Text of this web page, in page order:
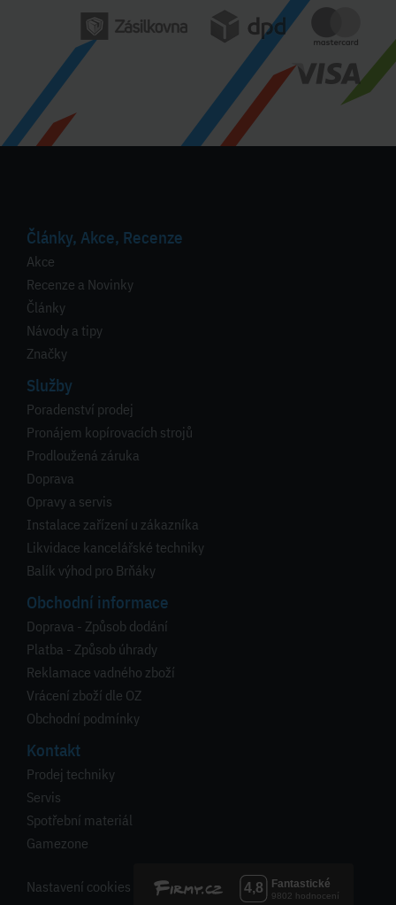
Články, Akce, Recenze
Akce
Recenze a Novinky
Články
Návody a tipy
Značky
Služby
Poradenství prodej
Pronájem kopírovacích strojů
Prodloužená záruka
Doprava
Opravy a servis
Instalace zařízení u zákazníka
Likvidace kancelářské techniky
Balík výhod pro Brňáky
Obchodní informace
Doprava - Způsob dodání
Platba - Způsob úhrady
Reklamace vadného zboží
Vrácení zboží dle OZ
Obchodní podmínky
Kontakt
Prodej techniky
Servis
Spotřební materiál
Gamezone
Nastavení cookies